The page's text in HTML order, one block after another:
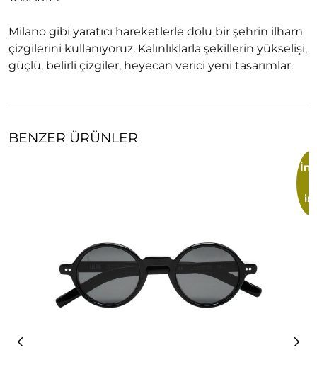
Milano gibi yaratıcı hareketlerle dolu bir şehrin ilham
çizgilerini kullanıyoruz. Kalınlıklarla şekillerin yükselişi,
güçlü, belirli çizgiler, heyecan verici yeni tasarımlar.
BENZER ÜRÜNLER